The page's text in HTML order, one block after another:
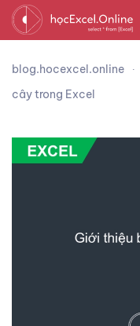
blog.hocexcel.online
cây trong Excel